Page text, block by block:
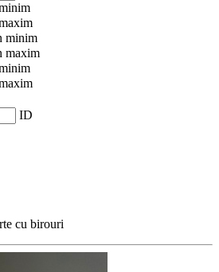
minim
maxim
ID
cu birouri